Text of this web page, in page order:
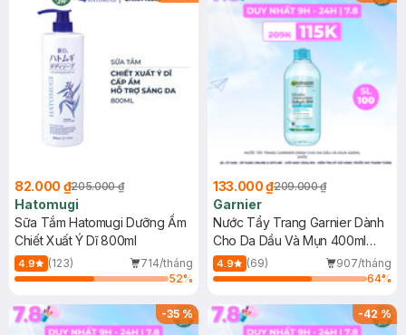
82.000 ₫205.000 ₫
Hatomugi
Sữa Tắm Hatomugi Dưỡng Ẩm
Chiết Xuất Ý Dĩ 800ml
4.9 (123)
714/tháng
52%
133.000 ₫209.000 ₫
Garnier
Nước Tẩy Trang Garnier Dành
Cho Da Dầu Và Mụn 400ml
(Mới)
4.9 (69)
907/tháng
64%
-35% -42%